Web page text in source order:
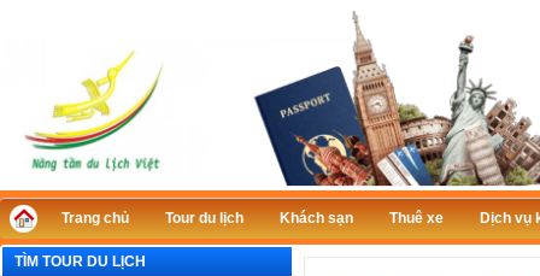
Trang chủ Tour du lịch Khách sạn Thuê xe Dịch vụ
TÌM TOUR DU LỊCH